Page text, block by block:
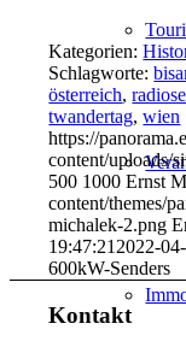
Kategorien:
Schlagworte:
österreich,
twandertag,wien
https://
content/uploads/
500 1000 Ernst
content/themes/
michalek-2.png
19:47:21 2022-
600kW-Senders
Kontakt